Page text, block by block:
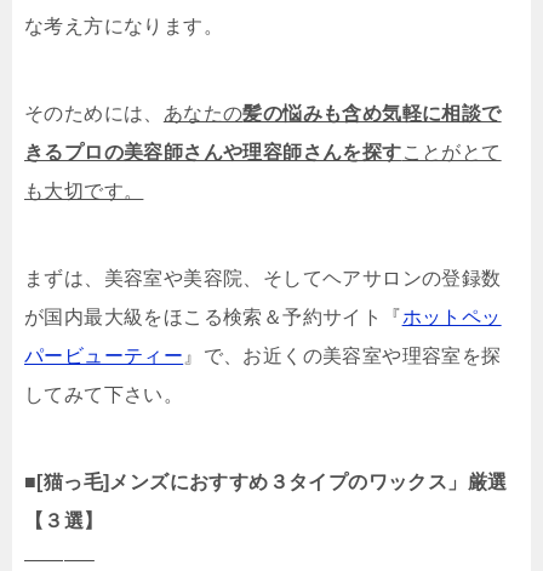
な考え方になります。
そのためには、 あなたの髪の悩みも含め気軽に相談で
きるプロの美容師さんや理容師さんを探すことがとて
も大切です。
まずは、美容室や美容院、そしてヘアサロンの登録数
が国内最大級をほこる検索＆予約サイト『ホットペッ
パービューティー 』で、お近くの美容室や理容室を探
してみて下さい。
■ [猫っ毛]メンズにおすすめ３タイプのワックス」厳選
【３選】
———–